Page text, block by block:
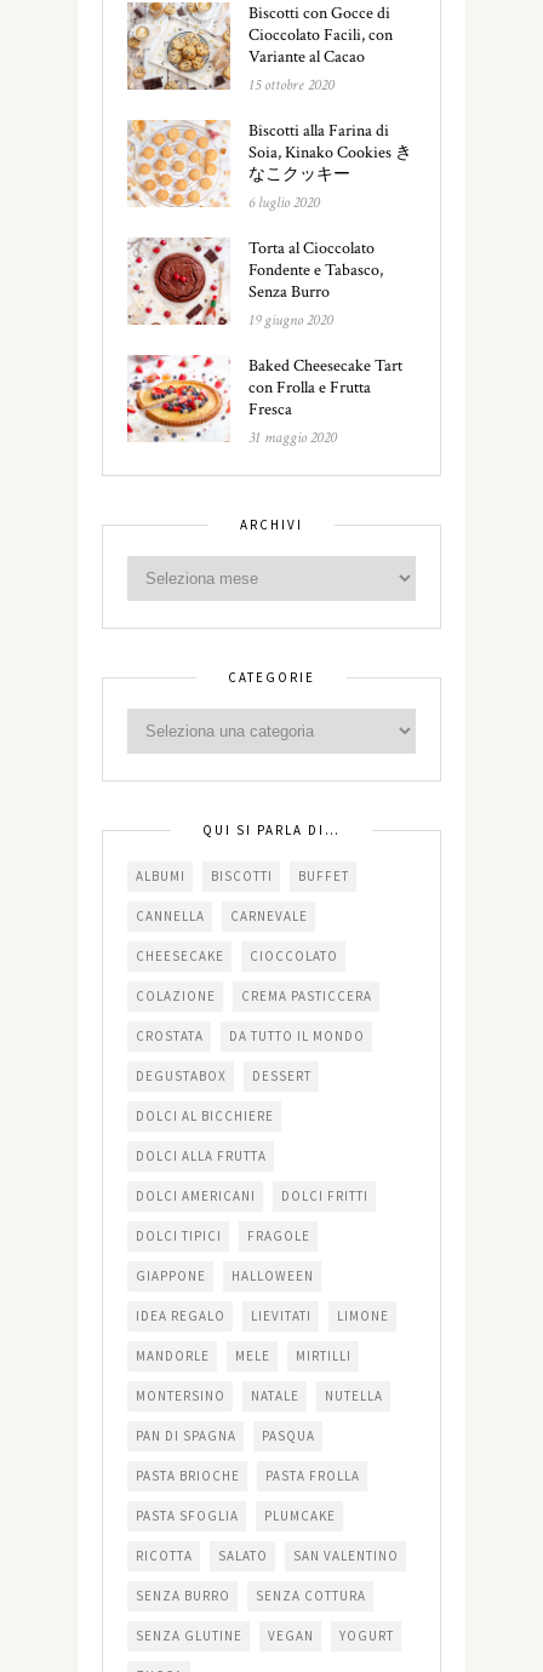
Biscotti con Gocce di
Cioccolato Facili, con
Variante al Cacao
15 ottobre 2020
Biscotti alla Farina di
Soia, Kinako Cookies き
なこクッキー
6 luglio 2020
Torta al Cioccolato
Fondente e Tabasco,
Senza Burro
19 giugno 2020
Baked Cheesecake Tart
con Frolla e Frutta
Fresca
31 maggio 2020
ARCHIVI
CATEGORIE
QUI SI PARLA DI…
ALBUMI BISCOTTI BUFFET
CANNELLA CARNEVALE
CHEESECAKE CIOCCOLATO
COLAZIONE CREMA PASTICCERA
CROSTATA DA TUTTO IL MONDO
DEGUSTABOX DESSERT
DOLCI AL BICCHIERE
DOLCI ALLA FRUTTA
DOLCI AMERICANI DOLCI FRITTI
DOLCI TIPICI FRAGOLE
GIAPPONE HALLOWEEN
IDEA REGALO LIEVITATI LIMONE
MANDORLE MELE MIRTILLI
MONTERSINO NATALE NUTELLA
PAN DI SPAGNA PASQUA
PASTA BRIOCHE PASTA FROLLA
PASTA SFOGLIA PLUMCAKE
RICOTTA SALATO SAN VALENTINO
SENZA BURRO SENZA COTTURA
SENZA GLUTINE VEGAN YOGURT